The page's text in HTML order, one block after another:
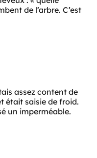
de l’arbre. C’est
assez content de
était saisie de froid.
un imperméable.